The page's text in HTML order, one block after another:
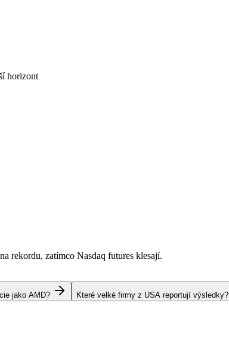
horizont
na rekordu, zatímco Nasdaq futures klesají.
jako AMD? Které velké firmy z USA reportují výsledky?